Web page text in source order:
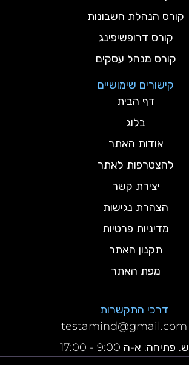
קורס הנהלת חשבונות
קורס דרופשיפינג
קורס מנהל עסקים
קישורים שימושיים
דף הבית
בלוג
אודות האתר
להצטרפות לאתר
יצירת קשר
הצהרת נגישות
מדיניות פרטיות
תקנון האתר
מפת האתר
דרכי התקשרות
testamind@gmail.com
ש. פתיחה: א-ה 9:00 - 17:00